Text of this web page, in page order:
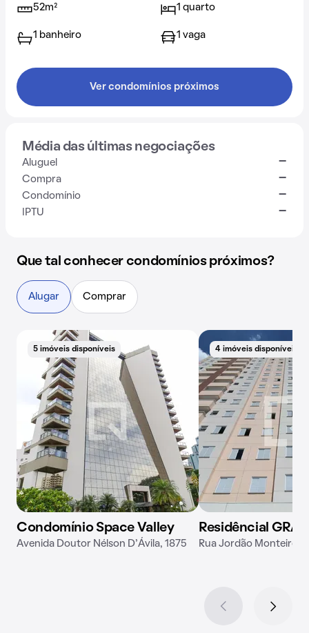
52m² 1 quarto
1 banheiro 1 vaga
Ver condomínios próximos
Média das últimas negociações
Aluguel -
Compra -
Condomínio -
IPTU -
Que tal conhecer condomínios próximos?
Alugar Comprar
5 imóveis disponíveis
Condomínio Space Valley
Avenida Doutor Nélson D'Ávila, 1875
4 imóveis disponíveis
Residêncial
Rua Jordão Monteiro